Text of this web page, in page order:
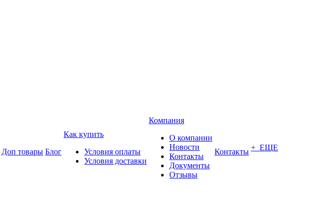
Доп товары Блог
Как купить
Условия оплаты
Условия доставки
Компания
О компании
Новости
Контакты
Документы
Отзывы
Контакты + ЕЩЕ